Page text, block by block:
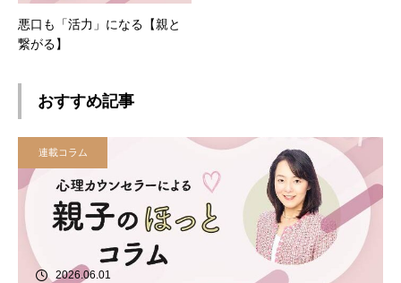
悪口も「活力」になる【親と
繋がる】
おすすめ記事
連載コラム
2026.06.01